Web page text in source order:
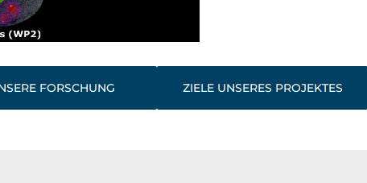
FORSCHUNG ZIELE UNSERES PROJEKTES